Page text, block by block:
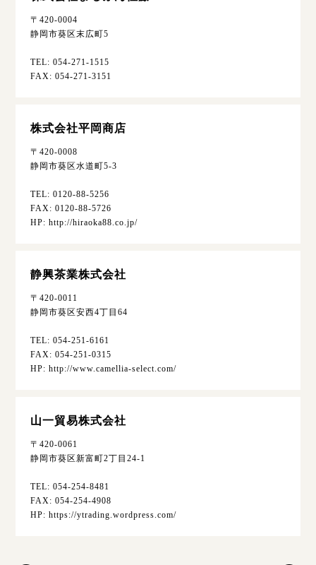
〒420-0004
静岡市葵区末広町5
TEL: 054-271-1515
FAX: 054-271-3151
株式会社平岡商店
〒420-0008
静岡市葵区水道町5-3
TEL: 0120-88-5256
FAX: 0120-88-5726
HP: http://hiraoka88.co.jp/
静興茶業株式会社
〒420-0011
静岡市葵区安西4丁目64
TEL: 054-251-6161
FAX: 054-251-0315
HP: http://www.camellia-select.com/
山一貿易株式会社
〒420-0061
静岡市葵区新富町2丁目24-1
TEL: 054-254-8481
FAX: 054-254-4908
HP: https://ytrading.wordpress.com/